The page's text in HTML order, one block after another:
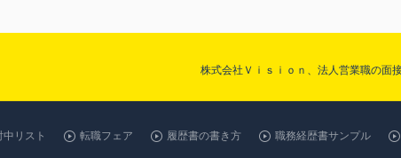
株式会社Ｖｉｓｉｏｎ、法人営業職の面
中リスト 転職フェア 履歴書の書き方 職務経歴書サンプル